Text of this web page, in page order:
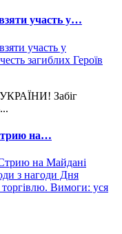
участь у…
Забіг
на…